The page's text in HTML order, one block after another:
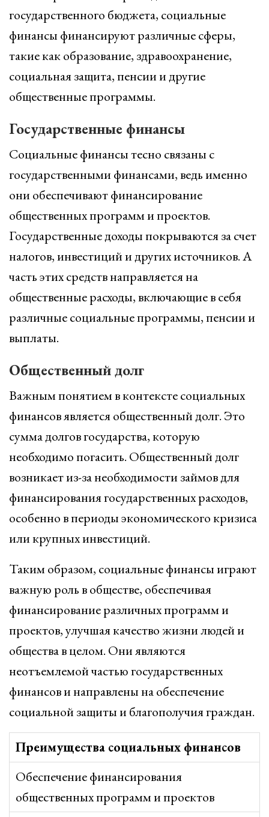
государственного бюджета, социальные
финансы финансируют различные сферы,
такие как образование, здравоохранение,
социальная защита, пенсии и другие
общественные программы.
Государственные финансы
Социальные финансы тесно связаны с
государственными финансами, ведь именно
они обеспечивают финансирование
общественных программ и проектов.
Государственные доходы покрываются за счет
налогов, инвестиций и других источников. А
часть этих средств направляется на
общественные расходы, включающие в себя
различные социальные программы, пенсии и
выплаты.
Общественный долг
Важным понятием в контексте социальных
финансов является общественный долг. Это
сумма долгов государства, которую
необходимо погасить. Общественный долг
возникает из-за необходимости займов для
финансирования государственных расходов,
особенно в периоды экономического кризиса
или крупных инвестиций.
Таким образом, социальные финансы играют
важную роль в обществе, обеспечивая
финансирование различных программ и
проектов, улучшая качество жизни людей и
общества в целом. Они являются
неотъемлемой частью государственных
финансов и направлены на обеспечение
социальной защиты и благополучия граждан.
Преимущества социальных финансов
Обеспечение финансирования
общественных программ и проектов